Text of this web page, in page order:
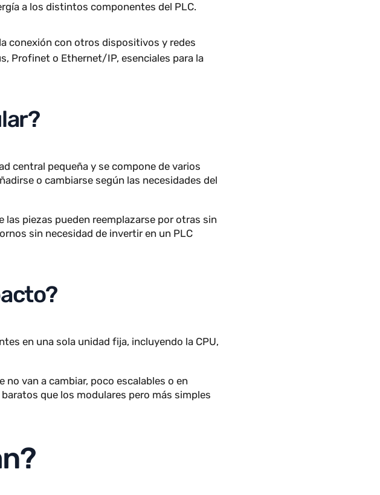
activar motores, válvulas, lámparas, alarmas,
y los datos temporales utilizados durante la
energía a los distintos componentes del PLC.
Profinet o Ethernet/IP, esenciales para la
añadirse o cambiarse según las necesidades del
que las piezas pueden reemplazarse por otras sin
sin necesidad de invertir en un PLC
en una sola unidad fija, incluyendo la CPU,